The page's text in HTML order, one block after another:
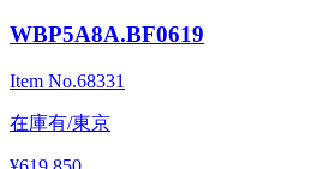
WBP5A8A.BF0619
Item No.68331
在庫有/東京